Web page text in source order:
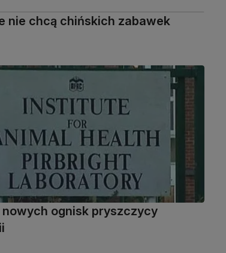
nie chcą chińskich zabawek
nowych ognisk pryszczycy